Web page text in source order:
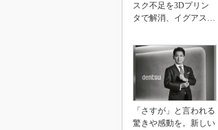
スク不足を3Dプリン
タで解消、イグアスが
「さすが」と言われる
驚きや感動を。新しい